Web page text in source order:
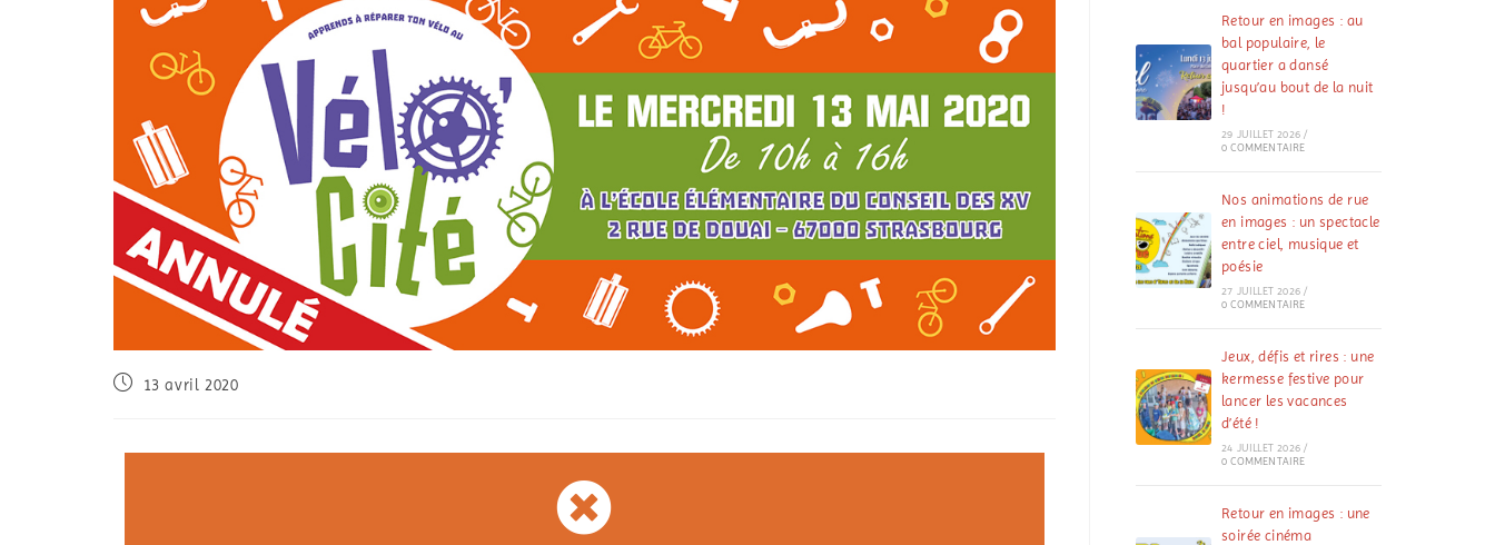
13 avril 2020
Retour en images : au
bal populaire, le
quartier a dansé
jusqu’au bout de la nuit
!
29 JUILLET 2026 /
0 COMMENTAIRE
Nos animations de rue
en images : un spectacle
entre ciel, musique et
poésie
27 JUILLET 2026 /
0 COMMENTAIRE
Jeux, défis et rires : une
kermesse festive pour
lancer les vacances
d’été !
24 JUILLET 2026 /
0 COMMENTAIRE
Retour en images : une
soirée cinéma